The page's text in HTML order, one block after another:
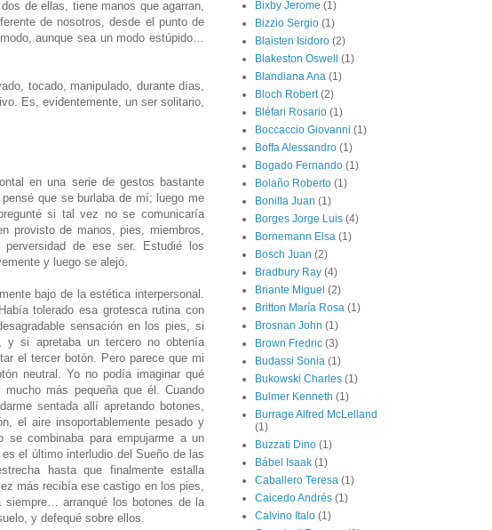
de ellas, tiene manos que agarran,
de nosotros, desde el punto de
aunque sea un modo estúpido…
tocado, manipulado, durante días,
Es, evidentemente, un ser solitario,
en una serie de gestos bastante
que se burlaba de mí; luego me
si tal vez no se comunicaría
provisto de manos, pies, miembros,
de ese ser. Estudié los
y luego se alejó.
bajo de la estética interpersonal.
tolerado esa grotesca rutina con
sensación en los pies, si
y si apretaba un tercero no obtenía
el tercer botón. Pero parece que mi
neutral. Yo no podía imaginar qué
más pequeña que él. Cuando
sentada allí apretando botones,
el aire insoportablemente pesado y
se combinaba para empujarme a un
el último interludio del Sueño de las
hasta que finalmente estalla
más recibía ese castigo en los pies,
siempre… arranqué los botones de la
y defequé sobre ellos.
Bixby Jerome (1)
Bizzio Sergio (1)
Blaisten Isidoro (2)
Blakeston Oswell
(1)
Blandiana Ana (1)
Bloch Robert (2)
Bléfari Rosario (1)
Boccaccio Giovanni (1)
Boffa Alessandro (1)
Bogado Fernando (1)
Bolaño Roberto (1)
Bonilla Juan (1)
Borges Jorge Luis (4)
Bornemann Elsa (1)
Bosch Juan (2)
Bradbury Ray (4)
Briante Miguel (2)
Britton María Rosa (1)
Brosnan John (1)
Brown Fredric (3)
Budassi Sonia (1)
Bukowski Charles (1)
Bulmer Kenneth (1)
Burrage Alfred McLelland
(1)
Buzzati Dino (1)
Bábel Isaak (1)
Caballero Teresa (1)
Caicedo Andrés (1)
Calvino Italo (1)